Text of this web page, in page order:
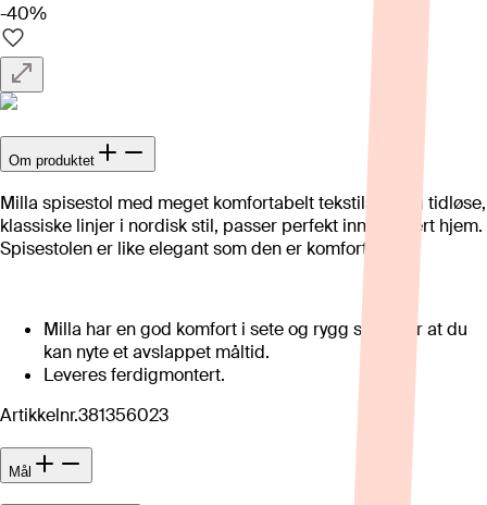
-40%
Om produktet
Milla spisestol med meget komfortabelt tekstilsete og tidløse,
klassiske linjer i nordisk stil, passer perfekt inn i ethvert hjem.
Spisestolen er like elegant som den er komfortabel.
Milla har en god komfort i sete og rygg som gjør at du
kan nyte et avslappet måltid.
Leveres ferdigmontert.
Artikkelnr.381356023
Mål